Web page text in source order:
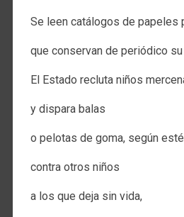
Se leen catálogos de papeles
que conservan de periódico
El Estado recluta niños
y dispara balas
o pelotas de goma, según
contra otros niños
a los que deja sin vida,